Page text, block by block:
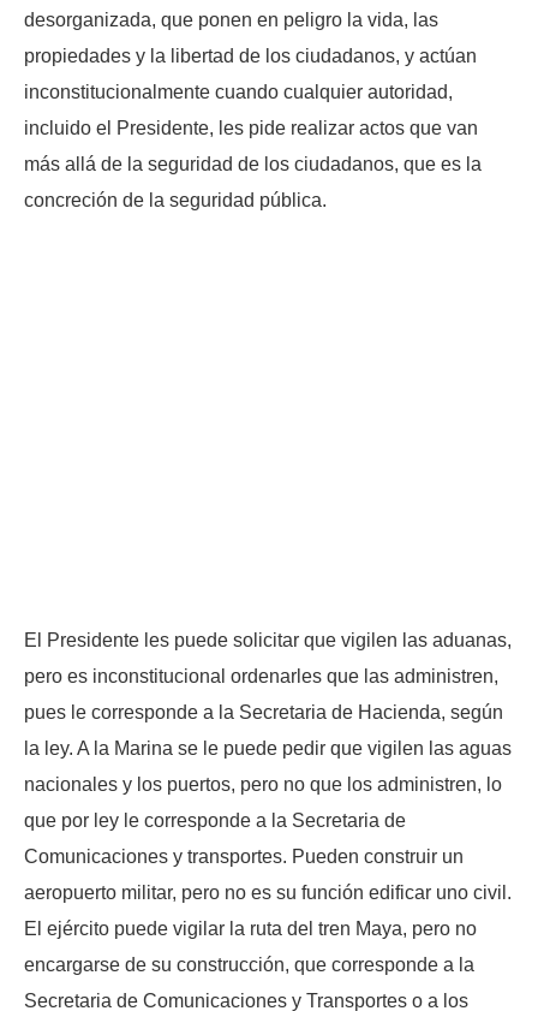
desorganizada, que ponen en peligro la vida, las
propiedades y la libertad de los ciudadanos, y actúan
inconstitucionalmente cuando cualquier autoridad,
incluido el Presidente, les pide realizar actos que van
más allá de la seguridad de los ciudadanos, que es la
concreción de la seguridad pública.
El Presidente les puede solicitar que vigilen las aduanas,
pero es inconstitucional ordenarles que las administren,
pues le corresponde a la Secretaria de Hacienda, según
la ley. A la Marina se le puede pedir que vigilen las aguas
nacionales y los puertos, pero no que los administren, lo
que por ley le corresponde a la Secretaria de
Comunicaciones y transportes. Pueden construir un
aeropuerto militar, pero no es su función edificar uno civil.
El ejército puede vigilar la ruta del tren Maya, pero no
encargarse de su construcción, que corresponde a la
Secretaria de Comunicaciones y Transportes o a los